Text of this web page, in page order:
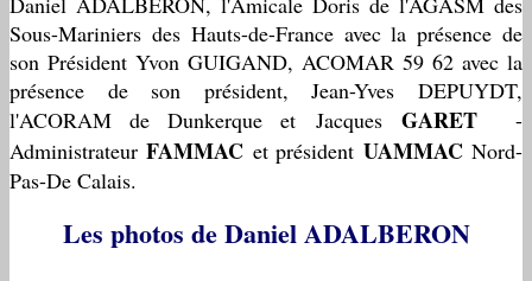
Sous-Mariniers des Hauts-de-France avec la présence de
son Président Yvon GUIGAND, ACOMAR 59 62 avec la
présence de son président, Jean-Yves DEPUYDT,
l'ACORAM de Dunkerque et Jacques GARET-
AdministrateurFAMMAC et président UAMMACNord-
Pas-De Calais.
Les photos de Daniel ADALBERON